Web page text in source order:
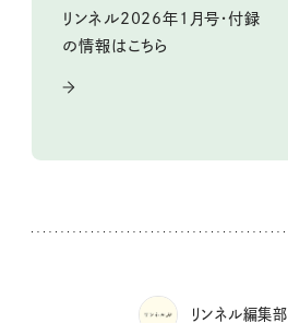
リンネル2026年1月号・付録
の情報はこちら
リンネル編集部